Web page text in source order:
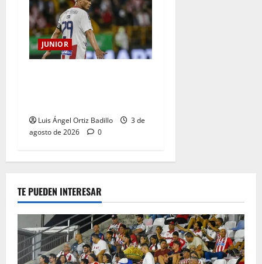
JUNIOR
Luis Ángel Ortiz Badillo
3 de
agosto de 2026
0
TE PUEDEN INTERESAR